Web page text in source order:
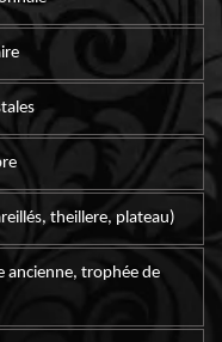
theillere, plateau)
ancienne, trophée de